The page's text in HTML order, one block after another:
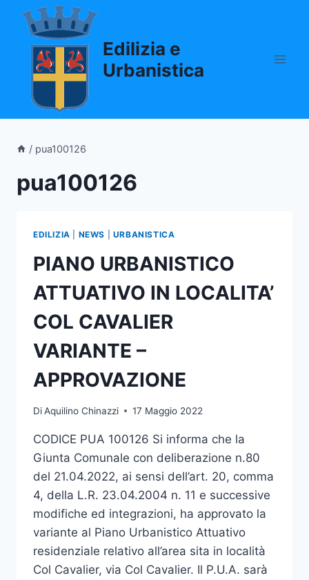
Salta
contenuto
Edilizia e
Urbanistica
/ pua100126
pua100126
EDILIZIA NEWS URBANISTICA
PIANO URBANISTICO
ATTUATIVO IN LOCALITA’
COL CAVALIER
VARIANTE –
APPROVAZIONE
DiAquilino Chinazzi 17 Maggio 2022
CODICE PUA 100126 Si informa che la
Giunta Comunale con deliberazione n.80
del 21.04.2022, ai sensi dell’art. 20, comma
4, della L.R. 23.04.2004 n. 11 e successive
modifiche ed integrazioni, ha approvato la
variante al Piano Urbanistico Attuativo
residenziale relativo all’area sita in località
Col Cavalier, via Col Cavalier. Il P.U.A. sarà